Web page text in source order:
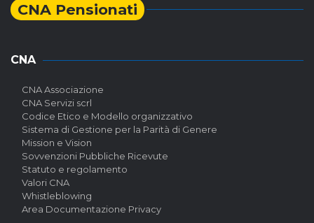
CNA Pensionati
CNA
CNA Associazione
CNA Servizi scrl
Codice Etico e Modello organizzativo
Sistema di Gestione per la Parità di Genere
Mission e Vision
Sovvenzioni Pubbliche Ricevute
Statuto e regolamento
Valori CNA
Whistleblowing
Area Documentazione Privacy